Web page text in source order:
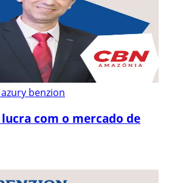
benzion
com o mercado de